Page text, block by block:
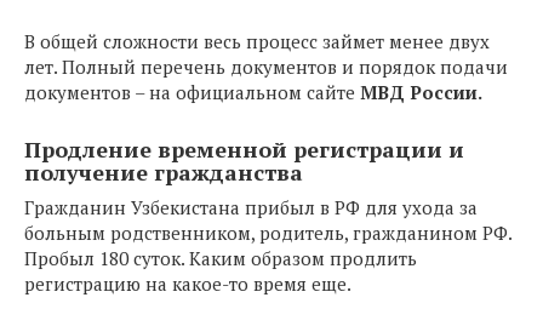
В общей сложности весь процесс займет менее двух
лет. Полный перечень документов и порядок подачи
документов – на официальном сайте МВД России.
Продление временной регистрации и
получение гражданства
Гражданин Узбекистана прибыл в РФ для ухода за
больным родственником, родитель, гражданином РФ.
Пробыл 180 суток. Каким образом продлить
регистрацию на какое-то время еще.